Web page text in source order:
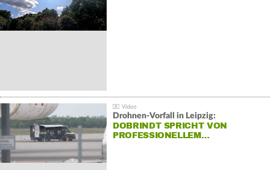
Drohnen-Vorfall in Leipzig:
DOBRINDT SPRICHT VON
PROFESSIONELLEM…